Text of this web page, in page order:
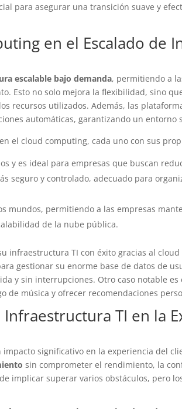
para asegurar una transición suave y
en el Escalado de
escalable bajo demanda, permitiendo a
Esto no solo mejora la flexibilidad, sino
recursos utilizados. Además, las
automáticas, garantizando un entorno
el cloud computing, cada uno con sus
y es ideal para empresas que buscan
seguro y controlado, adecuado para
mundos, permitiendo a las empresas
de la nube pública.
infraestructura TI con éxito gracias al
gestionar su enorme base de datos de
y sin interrupciones. Otro caso notable es
de música y ofrecer recomendaciones
TI en la
significativo en la experiencia del
sin comprometer el rendimiento, la
implicar superar varios obstáculos, pero